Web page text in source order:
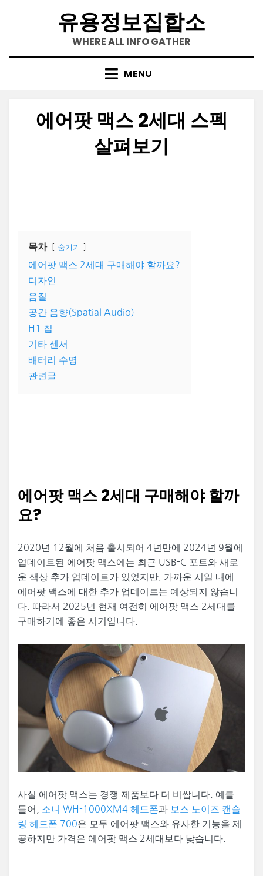
유용정보집합소
WHERE ALL INFO GATHER
MENU
에어팟 맥스 2세대 스펙
살펴보기
목차 숨기기
에어팟 맥스 2세대 구매해야 할까요?
디자인
음질
공간 음향(Spatial Audio)
H1 칩
기타 센서
배터리 수명
관련글
에어팟 맥스 2세대 구매해야 할까
요?
2020년 12월에 처음 출시되어 4년만에 2024년 9월에
업데이트된 에어팟 맥스에는 최근 USB-C 포트와 새로
운 색상 추가 업데이트가 있었지만, 가까운 시일 내에
에어팟 맥스에 대한 추가 업데이트는 예상되지 않습니
다. 따라서 2025년 현재 여전히 에어팟 맥스 2세대를
구매하기에 좋은 시기입니다.
사실 에어팟 맥스는 경쟁 제품보다 더 비쌉니다. 예를
들어, 소니 WH-1000XM4 헤드폰과 보스 노이즈 캔슬
링 헤드폰 700은 모두 에어팟 맥스와 유사한 기능을 제
공하지만 가격은 에어팟 맥스 2세대보다 낮습니다.